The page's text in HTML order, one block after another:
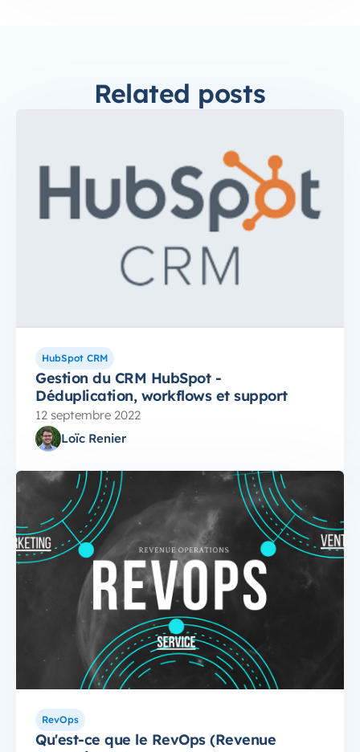
Related posts
HubSpot CRM
Gestion du CRM HubSpot -
Déduplication, workflows et support
12 septembre 2022
Loïc Renier
RevOps
Qu'est-ce que le RevOps (Revenue